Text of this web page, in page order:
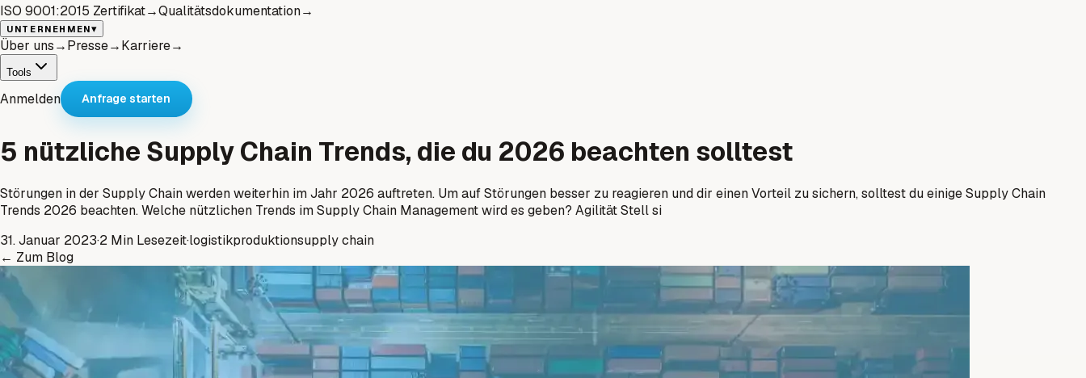
ISO 9001:2015 Zertifikat→Qualitätsdokumentation→
UNTERNEHMEN▾
Über uns→Presse→Karriere→
Tools
Anmelden Anfrage starten
5 nützliche Supply Chain Trends, die du 2026 beachten solltest
Störungen in der Supply Chain werden weiterhin im Jahr 2026 auftreten. Um auf Störungen besser zu reagieren und dir einen Vorteil zu sichern, solltest du einige Supply Chain
Trends 2026 beachten. Welche nützlichen Trends im Supply Chain Management wird es geben? Agilität Stell si
31. Januar 2023·2 Min Lesezeit·logistikproduktionsupply chain
← Zum Blog